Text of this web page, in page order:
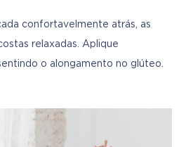
confortavelmente atrás, as
relaxadas. Aplique
o alongamento no glúteo.